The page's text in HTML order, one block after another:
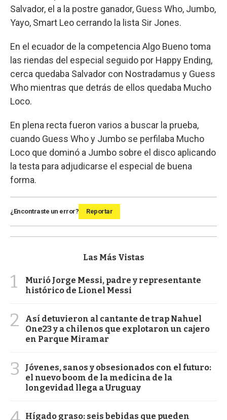
Salvador, el a la postre ganador, Guess Who, Jumbo,
Yayo, Smart Leo cerrando la lista Sir Jones.
En el ecuador de la competencia Algo Bueno toma
las riendas del especial seguido por Happy Ending,
cerca quedaba Salvador con Nostradamus y Guess
Who mientras que detrás de ellos quedaba Mucho
Loco.
En plena recta fueron varios a buscar la prueba,
cuando Guess Who y Jumbo se perfilaba Mucho
Loco que dominó a Jumbo sobre el disco aplicando
la testa para adjudicarse el especial de buena
forma.
¿Encontraste un error? Reportar
Las Más Vistas
1
Murió Jorge Messi, padre y representante
histórico de Lionel Messi
2
Así detuvieron al cantante de trap Nahuel
One23 y a chilenos que explotaron un cajero
en Parque Miramar
3
Jóvenes, sanos y obsesionados con el futuro:
el nuevo boom de la medicina de la
longevidad llega a Uruguay
Hígado graso: seis bebidas que pueden